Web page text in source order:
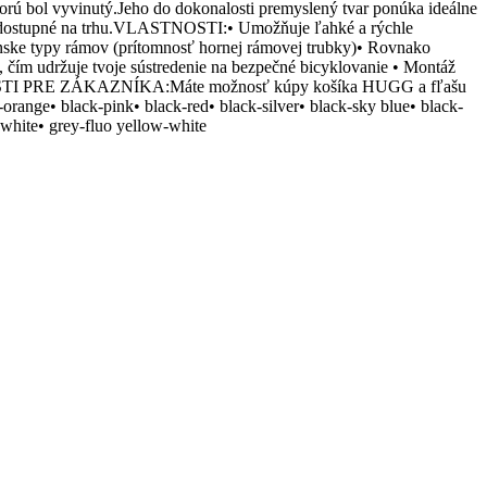
bol vyvinutý.Jeho do dokonalosti premyslený tvar ponúka ideálne
na trhu.VLASTNOSTI:• Umožňuje ľahké a rýchle
typy rámov (prítomnosť hornej rámovej trubky)• Rovnako
udržuje tvoje sústredenie na bezpečné bicyklovanie • Montáž
PRE ZÁKAZNÍKA:Máte možnosť kúpy košíka HUGG a fľašu
black-pink• black-red• black-silver• black-sky blue• black-
grey-fluo yellow-white